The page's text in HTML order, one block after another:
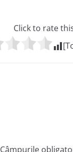
Click to rate
Câmpurile